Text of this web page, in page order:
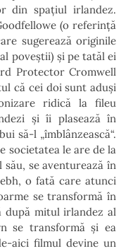
din spațiul irlandez.
(o referință
sugerează originile
poveștii) și pe tatăl ei
Protector Cromwell
că cei doi sunt aduși
ridică la fileu
și îi plasează în
să-l „îmblânzească“.
societatea le are de la
se aventurează în
o fată care atunci
se transformă în
după mitul irlandez al
se transformă și ea
aici filmul devine un